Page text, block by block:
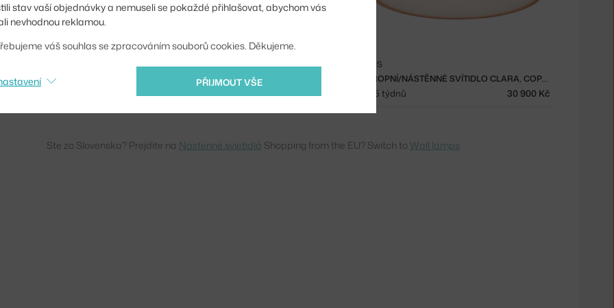
COBALT BLUE
6 225 Kč
&TRADITION
4 - 6 týdnů 8 053 Kč
STROPNÍ/NÁSTĚNNÉ SVÍTIDLO CLARA, COPPER
FLOS
3 - 5 týdnů 30 900 Kč
Ste zo Slovenska? Prejdite na Nástenné svietidlá Shopping from the EU? Switch to Wall lamps
stav vaší objednávky a nemuseli se pokaždé přihlašovat, abychom vás
nevhodnou reklamou.
váš souhlas se zpracováním souborů cookies. Děkujeme.
PŘIJMOUT VŠE